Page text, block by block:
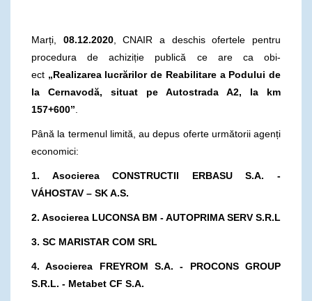
Marți, 08.12.2020, CNAIR a deschis ofertele pentru
procedura de achiziție publică ce are ca obi-
ect „Realizarea lucrărilor de Reabilitare a Podului de
la Cernavodă, situat pe Autostrada A2, la km
157+600”
Până la termenul limită, au depus oferte următorii agenți
economici:
1. Asocierea CONSTRUCTII ERBASU S.A. -
VÁHOSTAV – SK A.S.
2. Asocierea LUCONSA BM - AUTOPRIMA SERV S.R.L
3. SC MARISTAR COM SRL
4. Asocierea FREYROM S.A. - PROCONS GROUP
S.R.L. - Metabet CF S.A.